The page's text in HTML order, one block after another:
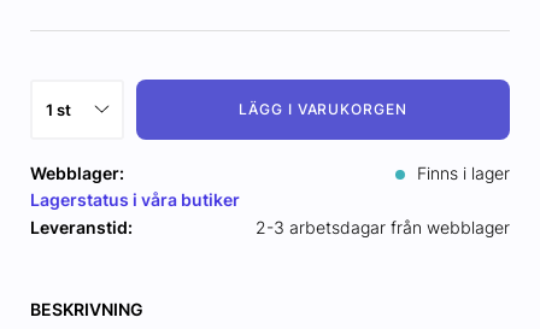
LÄGG I VARUKORGEN
Webblager:
Finns i lager
Lagerstatus i våra butiker
Leveranstid:
2-3 arbetsdagar från webblager
BESKRIVNING